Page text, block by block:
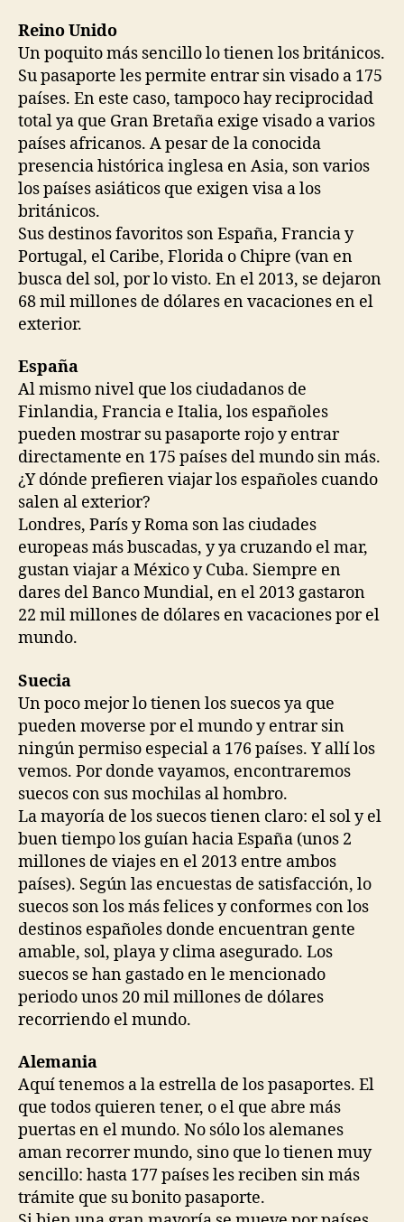
Reino Unido
Un poquito más sencillo lo tienen los británicos.
Su pasaporte les permite entrar sin visado a 175
países. En este caso, tampoco hay reciprocidad
total ya que Gran Bretaña exige visado a varios
países africanos. A pesar de la conocida
presencia histórica inglesa en Asia, son varios
los países asiáticos que exigen visa a los
británicos.
Sus destinos favoritos son España, Francia y
Portugal, el Caribe, Florida o Chipre (van en
busca del sol, por lo visto. En el 2013, se dejaron
68 mil millones de dólares en vacaciones en el
exterior.
España
Al mismo nivel que los ciudadanos de
Finlandia, Francia e Italia, los españoles
pueden mostrar su pasaporte rojo y entrar
directamente en 175 países del mundo sin más.
¿Y dónde prefieren viajar los españoles cuando
salen al exterior?
Londres, París y Roma son las ciudades
europeas más buscadas, y ya cruzando el mar,
gustan viajar a México y Cuba. Siempre en
dares del Banco Mundial, en el 2013 gastaron
22 mil millones de dólares en vacaciones por el
mundo.
Suecia
Un poco mejor lo tienen los suecos ya que
pueden moverse por el mundo y entrar sin
ningún permiso especial a 176 países. Y allí los
vemos. Por donde vayamos, encontraremos
suecos con sus mochilas al hombro.
La mayoría de los suecos tienen claro: el sol y el
buen tiempo los guían hacia España (unos 2
millones de viajes en el 2013 entre ambos
países). Según las encuestas de satisfacción, lo
suecos son los más felices y conformes con los
destinos españoles donde encuentran gente
amable, sol, playa y clima asegurado. Los
suecos se han gastado en le mencionado
periodo unos 20 mil millones de dólares
recorriendo el mundo.
Alemania
Aquí tenemos a la estrella de los pasaportes. El
que todos quieren tener, o el que abre más
puertas en el mundo. No sólo los alemanes
aman recorrer mundo, sino que lo tienen muy
sencillo: hasta 177 países les reciben sin más
trámite que su bonito pasaporte.